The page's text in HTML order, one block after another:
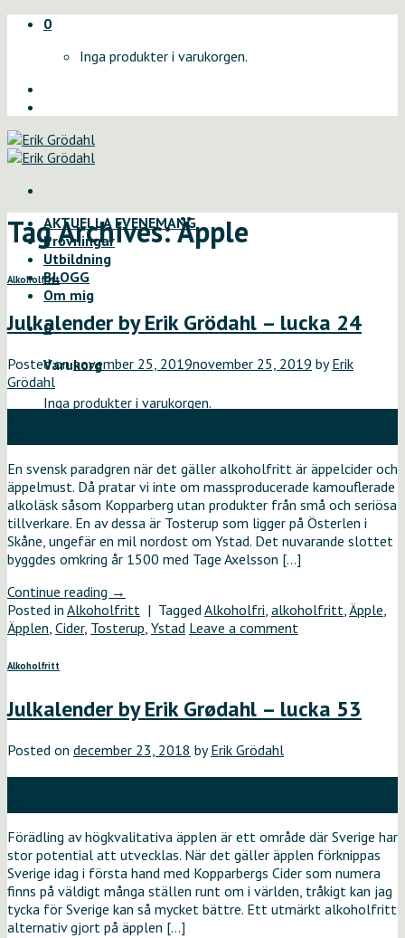
Skip
0
Inga produkter i varukorgen.
AKTUELLA EVENEMANG
Provningar
Utbildning
BLOGG
Om mig
0
Varukorg
Inga produkter i varukorgen.
Tag Archives:Äpple
Alkoholfritt
Julkalender by Erik Grödahl – lucka 24
Posted onnovember 25, 2019november 25, 2019 byErik
Grödahl
En svensk paradgren när det gäller alkoholfritt är äppelcider och
äppelmust. Då pratar vi inte om massproducerade kamouflerade
alkoläsk såsom Kopparberg utan produkter från små och seriösa
tillverkare. En av dessa är Tosterup som ligger på Österlen i
Skåne, ungefär en mil nordost om Ystad. Det nuvarande slottet
byggdes omkring år 1500 med Tage Axelsson […]
Continue reading →
Posted in Alkoholfritt | TaggedAlkoholfri, alkoholfritt,Äpple,
Äpplen, Cider, Tosterup, Ystad Leave a comment
Alkoholfritt
Julkalender by Erik Grødahl – lucka 53
Posted on december 23, 2018 byErik Grödahl
Förädling av högkvalitativa äpplen är ett område där Sverige har
stor potential att utvecklas. När det gäller äpplen förknippas
Sverige idag i första hand med Kopparbergs Cider som numera
finns på väldigt många ställen runt om i världen, tråkigt kan jag
tycka för Sverige kan så mycket bättre. Ett utmärkt alkoholfritt
alternativ gjort på äpplen […]